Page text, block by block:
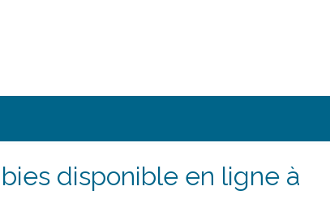
disponible en ligne à